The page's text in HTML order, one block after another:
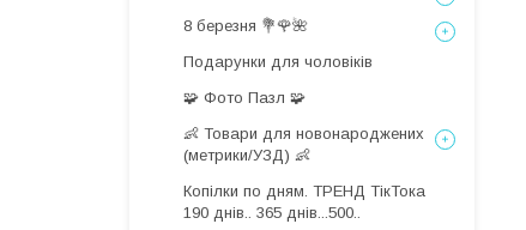
8 березня 💐🌹🌺
Подарунки для чоловіків
🧩 Фото Пазл 🧩
👶 Товари для новонароджених
(метрики/УЗД) 👶
Копілки по дням. ТРЕНД ТікТока
190 днів.. 365 днів...500..